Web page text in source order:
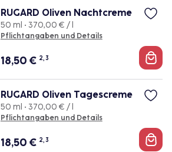
RUGARD Oliven Nachtcreme
50 ml • 370,00 € / l
Pflichtangaben und Details
18,50 € 2, 3
RUGARD Oliven Tagescreme
50 ml • 370,00 € / l
Pflichtangaben und Details
18,50 € 2, 3